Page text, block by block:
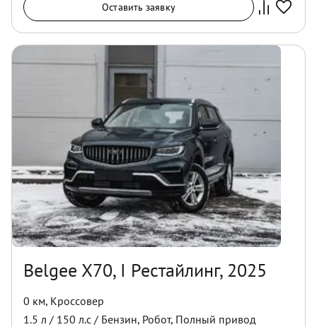
Оставить заявку
Belgee X70, I Рестайлинг, 2025
0 км, Кроссовер
1.5 л / 150 л.с / Бензин, Робот, Полный привод